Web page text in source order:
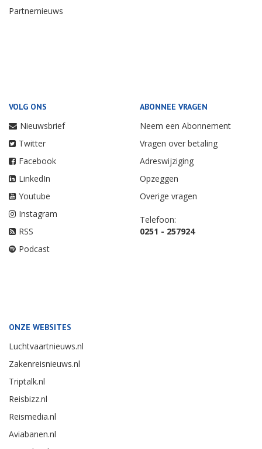
Partnernieuws
VOLG ONS
Nieuwsbrief
Twitter
Facebook
LinkedIn
Youtube
Instagram
RSS
Podcast
ABONNEE VRAGEN
Neem een Abonnement
Vragen over betaling
Adreswijziging
Opzeggen
Overige vragen
Telefoon:
0251 - 257924
ONZE WEBSITES
Luchtvaartnieuws.nl
Zakenreisnieuws.nl
Triptalk.nl
Reisbizz.nl
Reismedia.nl
Aviabanen.nl